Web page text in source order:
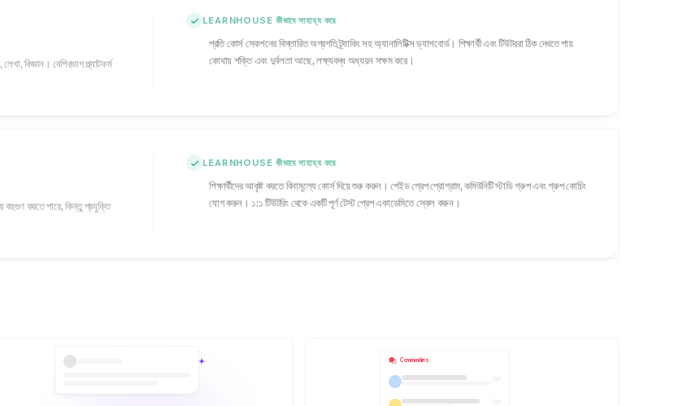
বিজ্ঞান। বেশিরভাগ প্ল্যাটফর্ম
LEARNHOUSE কীভাবে সাহায্য করে
প্রতি কোর্স সেকশনের বিস্তারিত অগ্রগতি ট্র্যাকিং সহ অ্যানালিটিক্স ড্যাশবোর্ড। শিক্ষার্থী এবং টিউটররা ঠিক দেখতে পায়
কোথায় শক্তি এবং দুর্বলতা আছে, লক্ষ্যবদ্ধ অধ্যয়ন সক্ষম করে।
বহুগুণ করতে পারে, কিন্তু প্রযুক্তি
LEARNHOUSE কীভাবে সাহায্য করে
শিক্ষার্থীদের আকৃষ্ট করতে বিনামূল্যে কোর্স দিয়ে শুরু করুন। পেইড প্রেপ প্রোগ্রাম, কমিউনিটি স্টাডি গ্রুপ এবং গ্রুপ কোচিং
যোগ করুন। ১:১ টিউটরিং থেকে একটি পূর্ণ টেস্ট প্রেপ একাডেমিতে স্কেল করুন।
Communities
5
3